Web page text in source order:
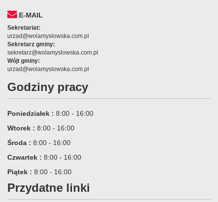
E-MAIL
Sekretariat:
urzad@wolamyslowska.com.pl
Sekretarz gminy:
sekretarz@wolamyslowska.com.pl
Wójt gminy:
urzad@wolamyslowska.com.pl
Godziny pracy
Poniedziałek : 8:00 - 16:00
Wtorek : 8:00 - 16:00
Środa : 8:00 - 16:00
Czwartek : 8:00 - 16:00
Piątek : 8:00 - 16:00
Przydatne linki